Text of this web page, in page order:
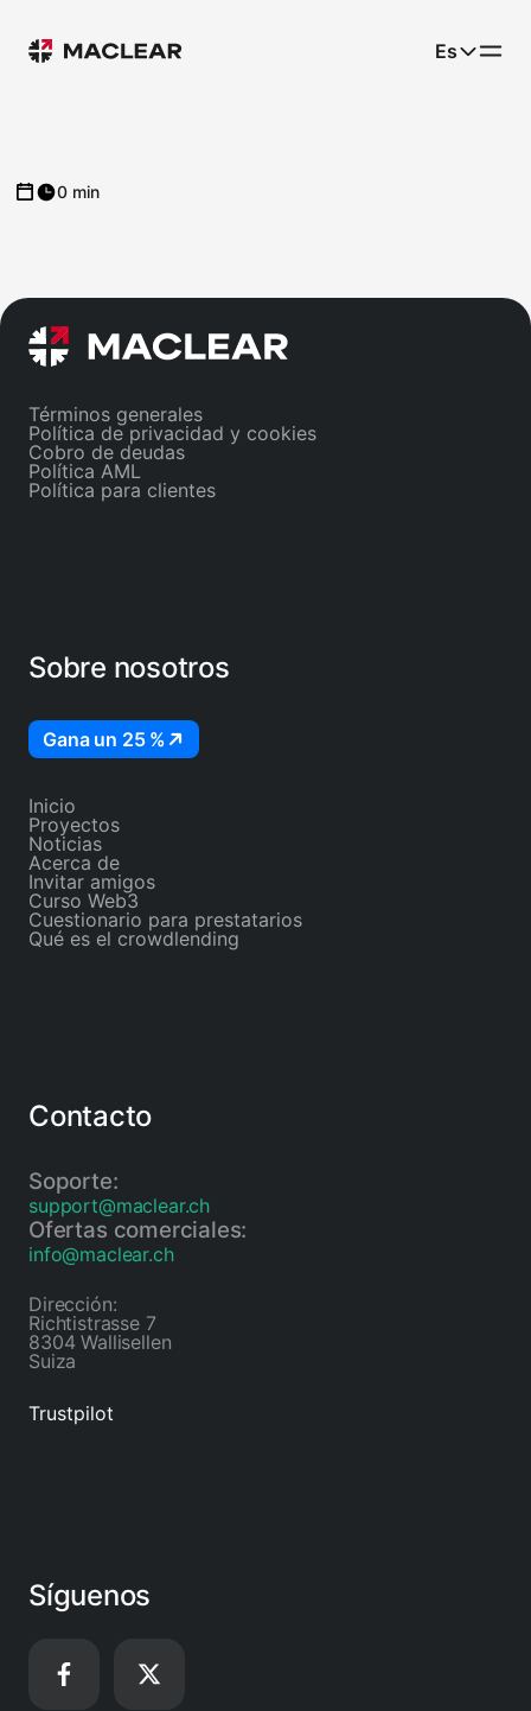
Es
0 min
Términos generales
Política de privacidad y cookies
Cobro de deudas
Política AML
Política para clientes
Sobre nosotros
Gana un 25 %
Inicio
Proyectos
Noticias
Acerca de
Invitar amigos
Curso Web3
Cuestionario para prestatarios
Qué es el crowdlending
Contacto
Soporte:
support@maclear.ch
Ofertas comerciales:
info@maclear.ch
Dirección:
Richtistrasse 7
8304 Wallisellen
Suiza
Trustpilot
Síguenos